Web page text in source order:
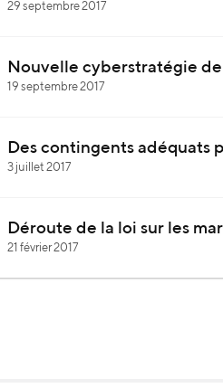
29 septembre 2017
19 septembre 2017
Nouvelle cyberstratégie
3 juillet 2017
Des contingents adéquats
21 février 2017
Déroute de la loi sur les